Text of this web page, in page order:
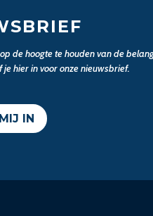
de hoogte te houden van de
hier in voor onze nieuwsbrief.
IN